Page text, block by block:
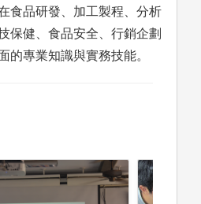
食品研發、加工製程、分析
保健、食品安全、行銷企劃
的專業知識與實務技能。